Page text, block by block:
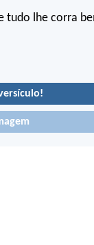
tudo lhe corra